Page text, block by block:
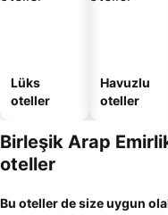
Lüks
oteller
Havuzlu
oteller
Birleşik Arap
oteller
Bu oteller de size uygun